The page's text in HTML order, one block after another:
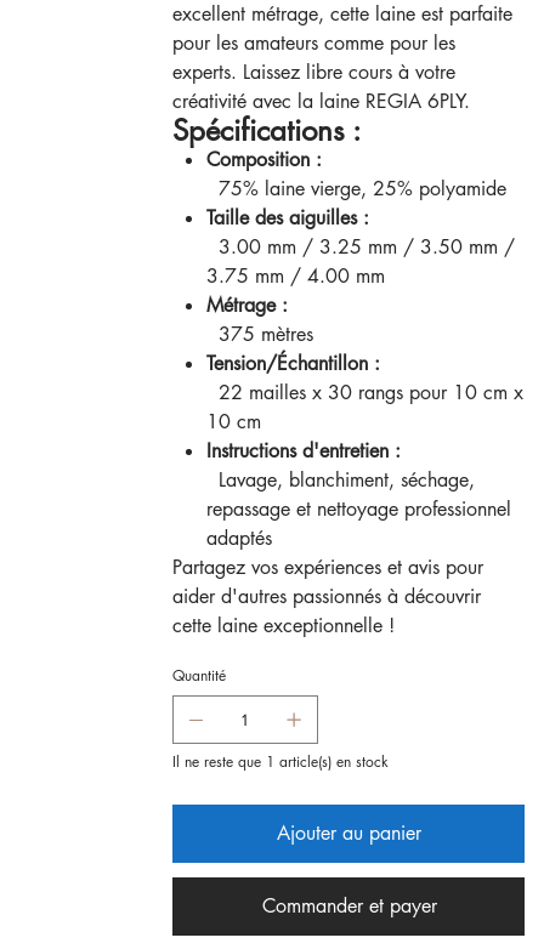
excellent métrage, cette laine est parfaite
pour les amateurs comme pour les
experts. Laissez libre cours à votre
créativité avec la laine REGIA 6PLY.
Spécifications :
Composition :
75% laine vierge, 25% polyamide
Taille des aiguilles :
3.00 mm / 3.25 mm / 3.50 mm /
3.75 mm / 4.00 mm
Métrage :
375 mètres
Tension/Échantillon :
22 mailles x 30 rangs pour 10 cm x
10 cm
Instructions d'entretien :
Lavage, blanchiment, séchage,
repassage et nettoyage professionnel
adaptés
Partagez vos expériences et avis pour
aider d'autres passionnés à découvrir
cette laine exceptionnelle !
Quantité
Il ne reste que 1 article(s) en stock
Ajouter au panier
Commander et payer